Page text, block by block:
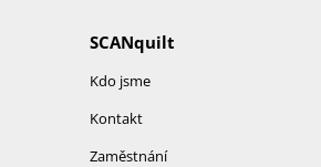
SCANquilt
Kdo jsme
Kontakt
Zaměstnání